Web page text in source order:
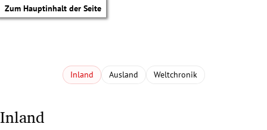
Zum Hauptinhalt der Seite
Inland Ausland Weltchronik
Inland